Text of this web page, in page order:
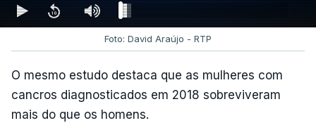
Foto: David Araújo - RTP
O mesmo estudo destaca que as mulheres com
cancros diagnosticados em 2018 sobreviveram
mais do que os homens.